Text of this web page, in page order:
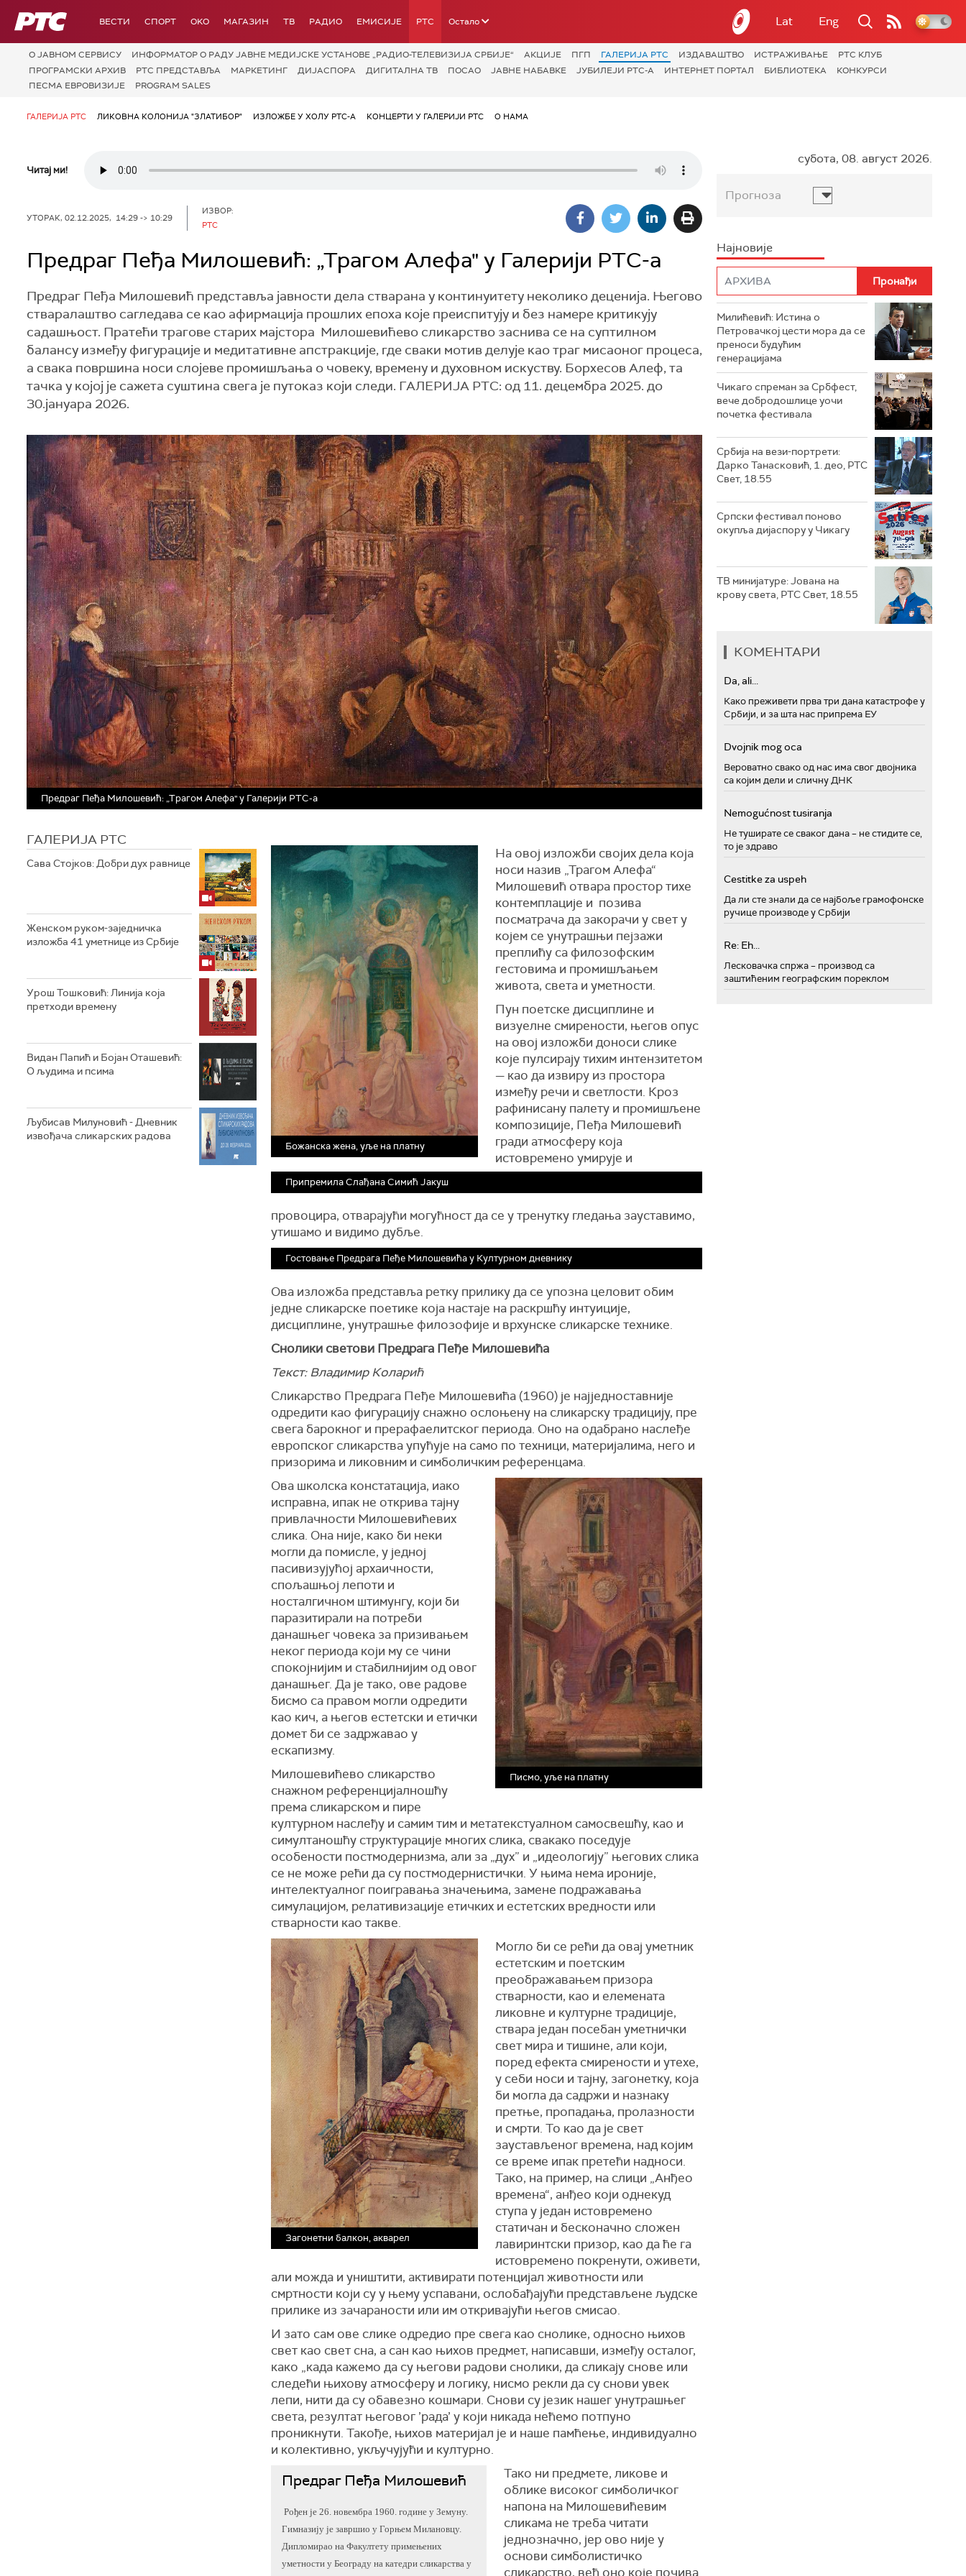
РТС ВЕСТИ СПОРТ OKO МАГАЗИН ТВ РАДИО ЕМИСИЈЕ РТС Остало Lat Eng
О JАВНОМ СЕРВИСУ ИНФОРМАТОР О РАДУ ЈАВНЕ МЕДИЈСКЕ УСТАНОВЕ „РАДИО-ТЕЛЕВИЗИЈА СРБИЈЕ“ АКЦИЈЕ ПГП ГАЛЕРИЈА РТС ИЗДАВАШТВО ИСТРАЖИВАЊЕ
РТС КЛУБ
ПРОГРАМСКИ АРХИВ
РТС ПРЕДСТАВЉА МАРКЕТИНГ ДИЈАСПОРА ДИГИТАЛНА ТВ ПОСАО ЈАВНЕ НАБАВКЕ ЈУБИЛЕЈИ РТС-А ИНТЕРНЕТ ПОРТАЛ БИБЛИОТЕКА
КОНКУРСИ
ПЕСМА ЕВРОВИЗИЈЕ
PROGRAM SALES
ГАЛЕРИЈА РТС ЛИКОВНА КОЛОНИЈА "ЗЛАТИБОР" ИЗЛОЖБЕ У ХОЛУ РТС-А КОНЦЕРТИ У ГАЛЕРИЈИ РТС О НАМА
Читај ми!
УТОРАК, 02.12.2025, 14:29 -> 10:29
ИЗВОР:
РТС
Предраг Пеђа Милошевић: „Трагом Алефа" у Галерији РТС-а
Предраг Пеђа Милошевић представља јавности дела стварана у континуитету неколико деценија. Његово
стваралаштво сагледава се као афирмација прошлих епоха које преиспитују и без намере критикују
садашњост. Пратећи трагове старих мајстора Милошевићево сликарство заснива се на суптилном
балансу између фигурације и медитативне апстракције, где сваки мотив делује као траг мисаоног процеса,
а свака површина носи слојеве промишљања о човеку, времену и духовном искуству. Борхесов Алеф, та
тачка у којој је сажета суштина свега је путоказ који следи. ГАЛЕРИЈА РТС: од 11. децембра 2025. до
30.јануара 2026.
Предраг Пеђа Милошевић: „Трагом Алефа" у Галерији РТС-а
ГАЛЕРИЈА РТС
Сава Стојков: Добри дух равнице
Женском руком-заједничка
изложба 41 уметнице из Србије
Урош Тошковић: Линија која
претходи времену
Видан Папић и Бојан Оташевић:
О људима и псима
Љубисав Милуновић - Дневник
извођача сликарских радова
Божанска жена, уље на платну
На овој изложби својих дела која
носи назив „Трагом Алефа“
Милошевић отвара простор тихе
контемплације и позива
посматрача да закорачи у свет у
којем се унутрашњи пејзажи
преплићу са филозофским
гестовима и промишљањем
живота, света и уметности.
Припремила Слађана Симић Јакуш
Пун поетске дисциплине и
визуелне смирености, његов опус
на овој изложби доноси слике
које пулсирају тихим интензитетом
— као да извиру из простора
између речи и светлости. Кроз
рафинисану палету и промишљене
композиције, Пеђа Милошевић
гради атмосферу која
истовремено умирује и
провоцира, отварајући могућност да се у тренутку гледања зауставимо,
утишамо и видимо дубље.
Гостовање Предрага Пеђе Милошевића у Културном дневнику
Ова изложба представља ретку прилику да се упозна целовит обим
једне сликарске поетике која настаје на раскршћу интуиције,
дисциплине, унутрашње филозофије и врхунске сликарске технике.
Снолики светови Предрага Пеђе Милошевића
Текст:Владимир Коларић
Сликарство Предрага Пеђе Милошевића (1960) је најједноставније
одредити као фигурацију снажно ослоњену на сликарску традицију, пре
свега барокног и прерафаелитског периода. Оно на одабрано наслеђе
европског сликарства упућује на само по техници, материјалима, него и
призорима и ликовним и симболичким референцама.
Писмо, уље на платну
Ова школска констатација, иако
исправна, ипак не открива тајну
привлачности Милошевићевих
слика. Она није, како би неки
могли да помисле, у једној
пасивизујућој архаичности,
спољашњој лепоти и
носталгичном штимунгу, који би
паразитирали на потреби
данашњег човека за призивањем
неког периода који му се чини
спокојнијим и стабилнијим од овог
данашњег. Да је тако, ове радове
бисмо са правом могли одредити
као кич, а његов естетски и етички
домет би се задржавао у
ескапизму.
Милошевићево сликарство
снажном референцијалношћу
према сликарском и пире
културном наслеђу и самим тим и метатекстуалном самосвешћу, као и
симултаношћу структурације многих слика, свакако поседује
особености постмодернизма, али за „дух” и „идеологију” његових слика
се не може рећи да су постмодернистички. У њима нема ироније,
интелектуалног поигравања значењима, замене подражавања
симулацијом, релативизације етичких и естетских вредности или
стварности као такве.
Загонетни балкон, акварел
Могло би се рећи да овај уметник
естетским и поетским
преображавањем призора
стварности, као и елемената
ликовне и културне традиције,
ствара један посебан уметнички
свет мира и тишине, али који,
поред ефекта смирености и утехе,
у себи носи и тајну, загонетку, која
би могла да садржи и назнаку
претње, пропадања, пролазности
и смрти. То као да је свет
заустављеног времена, над којим
се време ипак претећи надноси.
Тако, на пример, на слици „Анђео
времена“, анђео који однекуд
ступа у један истовремено
статичан и бесконачно сложен
лавиринтски призор, као да ће га
истовремено покренути, оживети,
али можда и уништити, активирати потенцијал животности или
смртности који су у њему успавани, ослобађајући представљене људске
прилике из зачараности или им откривајући његов смисао.
И зато сам ове слике одредио пре свега као снолике, односно њихов
свет као свет сна, а сан као њихов предмет, написавши, између осталог,
како „када ка­же­мо да су његови радови снолики, да сликају снове или
следећи њихову атмосферу и логику, нисмо рекли да су снови увек
лепи, нити да су обавезно кошмари. Снови су језик нашег унутрашњег
света, резултат његовог ’рада’ у који никада нећемо потпуно
проникнути. Такође, њихов материјал је и наше памћење, индивидуално
и колективно, укључујући и културно.
Предраг Пеђа Милошевић
Рођен је 26. но­вем­бра 1960. године у Земуну.
Гимназију је завршио у Гор­њем Милановцу.
Дипломирао на Факултету при­ме­њених
уметности у Београду на катедри сликарства у
Тако ни предмете, ликове и
облике високог симболичког
напона на Милошевићевим
сликама не треба читати
једнозначно, јер ово није у
основи симболистичко
сликарство, већ оно које почива
субота, 08. август 2026.
Прогноза
Најновије
Милићевић: Истина о
Петровачкој цести мора да се
преноси будућим
генерацијама
Чикаго спреман за Србфест,
вече добродошлице уочи
почетка фестивала
Србија на вези-портрети:
Дарко Танасковић, 1. део, РТС
Свет, 18.55
Српски фестивал поново
окупља дијаспору у Чикагу
ТВ минијатуре: Јована на
крову света, РТС Свет, 18.55
КОМЕНТАРИ
Da, ali...
Како преживети прва три дана катастрофе у
Србији, и за шта нас припрема ЕУ
Dvojnik mog oca
Вероватно свако од нас има свог двојника
са којим дели и сличну ДНК
Nemogućnost tusiranja
Не туширате се сваког дана – не стидите се,
то је здраво
Cestitke za uspeh
Да ли сте знали да се најбоље грамофонске
ручице производе у Србији
Re: Eh...
Лесковачка спржа – производ са
заштићеним географским пореклом